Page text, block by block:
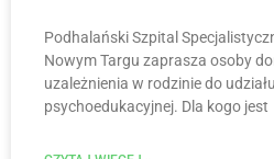
Podhalański Szpital
Nowym Targu zaprasza osoby
uzależnienia w rodzinie do
psychoedukacyjnej. Dla kogo jest